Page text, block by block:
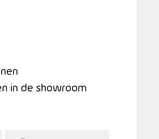
in de showroom